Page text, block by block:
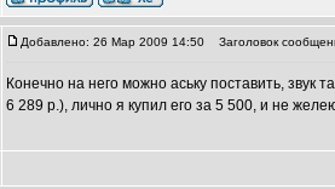
Добавлено: 26 Мар 2009 14:50 Заголовок
Конечно на него можно аську поставить, звук
6 289 р.), лично я купил его за 5 500, и не